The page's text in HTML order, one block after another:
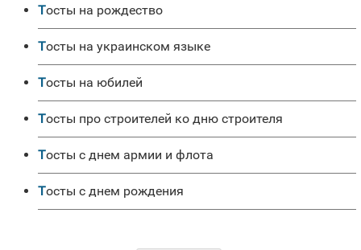
Тосты на рождество
Тосты на украинском языке
Тосты на юбилей
Тосты про строителей ко дню строителя
Тосты с днем армии и флота
Тосты с днем рождения